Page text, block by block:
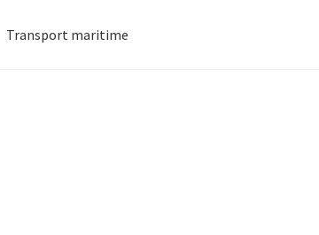
Transport maritime